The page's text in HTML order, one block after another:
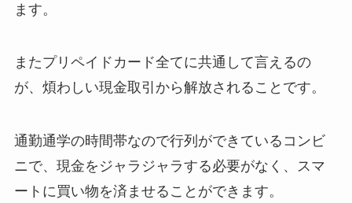
ます。
またプリペイドカード全てに共通して言えるの
が、煩わしい現金取引から解放されることです。
通勤通学の時間帯なので行列ができているコンビ
ニで、現金をジャラジャラする必要がなく、スマ
ートに買い物を済ませることができます。